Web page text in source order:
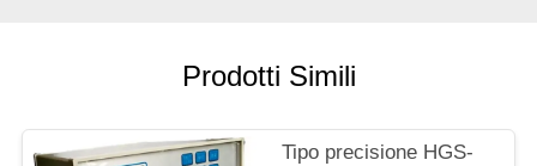
Prodotti Simili
Tipo precisione HGS-